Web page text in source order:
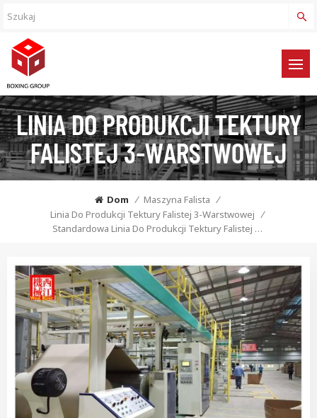
LINIA DO PRODUKCJI TEKTURY
FALISTEJ 3-WARSTWOWEJ
Dom / Maszyna Falista /
Linia Do Produkcji Tektury Falistej 3-Warstwowej /
Standardowa Linia Do Produkcji Tektury Falistej 3Ply